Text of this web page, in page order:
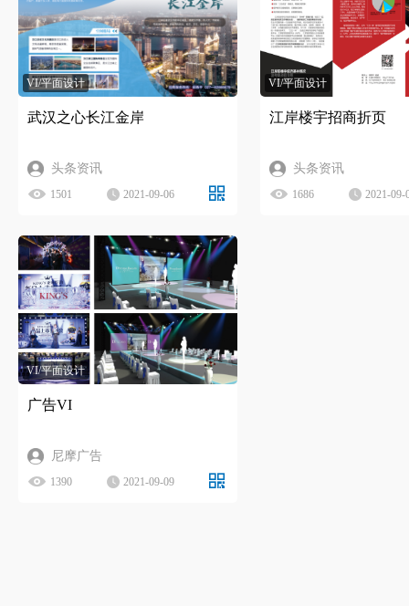
VI/平面设计
武汉之心长江金岸
头条资讯
1501 2021-09-06
VI/平面设计
江岸楼宇招商折页
头条资讯
1686 2021-09-
VI/平面设计
广告VI
尼摩广告
1390 2021-09-09